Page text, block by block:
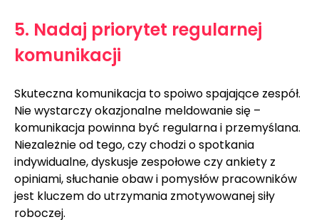
5. Nadaj priorytet regularnej
komunikacji
Skuteczna komunikacja to spoiwo spajające zespół.
Nie wystarczy okazjonalne meldowanie się –
komunikacja powinna być regularna i przemyślana.
Niezależnie od tego, czy chodzi o spotkania
indywidualne, dyskusje zespołowe czy ankiety z
opiniami, słuchanie obaw i pomysłów pracowników
jest kluczem do utrzymania zmotywowanej siły
roboczej.